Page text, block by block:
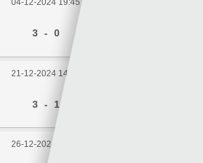
04-12-2024 19:45
3 - 0
21-12-2024 14:30
3 - 1
26-12-2024 14:30